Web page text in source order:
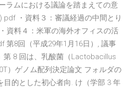
ラムにおける議論を踏まえての意
pdf ・資料３：審議経過の中間とり
資料４：米軍の海外オフィスの活
第8回（平成29年1月16日）, 議事
第 8 回は、乳酸菌（Lactobacillus
）ゲノム配列決定論文 フォルダの
目的とした初心者向. け（学部 3 年